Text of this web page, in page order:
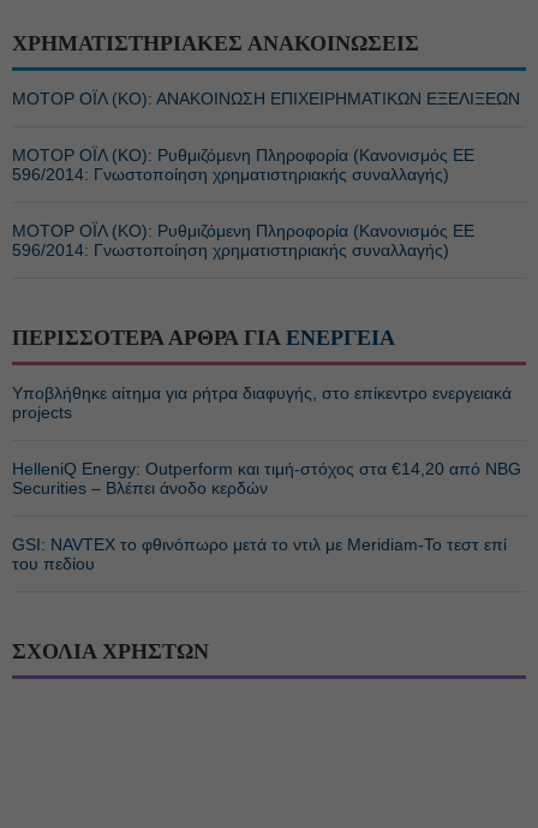
ΧΡΗΜΑΤΙΣΤΗΡΙΑΚΕΣ ΑΝΑΚΟΙΝΩΣΕΙΣ
ΜΟΤΟΡ ΟΪΛ (ΚΟ): ΑΝΑΚΟΙΝΩΣΗ ΕΠΙΧΕΙΡΗΜΑΤΙΚΩΝ ΕΞΕΛΙΞΕΩΝ
ΜΟΤΟΡ ΟΪΛ (ΚΟ): Ρυθμιζόμενη Πληροφορία (Κανονισμός ΕΕ
596/2014: Γνωστοποίηση χρηματιστηριακής συναλλαγής)
ΜΟΤΟΡ ΟΪΛ (ΚΟ): Ρυθμιζόμενη Πληροφορία (Κανονισμός ΕΕ
596/2014: Γνωστοποίηση χρηματιστηριακής συναλλαγής)
ΠΕΡΙΣΣΟΤΕΡΑ ΑΡΘΡΑ ΓΙΑ ΕΝΕΡΓΕΙΑ
Υποβλήθηκε αίτημα για ρήτρα διαφυγής, στο επίκεντρο ενεργειακά
projects
HelleniQ Energy: Outperform και τιμή-στόχος στα €14,20 από NBG
Securities – Βλέπει άνοδο κερδών
GSI: NAVTEX το φθινόπωρο μετά το ντιλ με Meridiam-Το τεστ επί
του πεδίου
ΣΧΟΛΙΑ ΧΡΗΣΤΩΝ